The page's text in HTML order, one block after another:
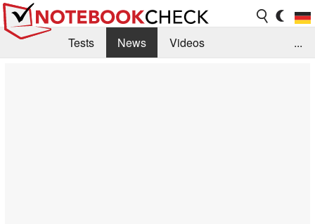
Tests News
Videos
...